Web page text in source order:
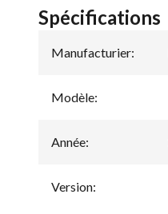
Spécifications
Manufacturier:
Modèle:
Année:
Version: